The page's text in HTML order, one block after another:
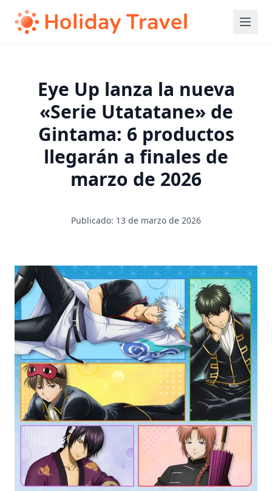
Eye Up lanza la nueva
«Serie Utatatane» de
Gintama: 6 productos
llegarán a finales de
marzo de 2026
Publicado: 13 de marzo de 2026